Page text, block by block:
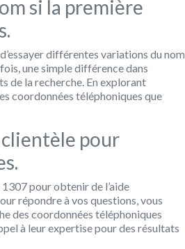
si la première
différentes variations du nom
une simple différence dans
de la recherche. En explorant
coordonnées téléphoniques que
clientèle pour
pour obtenir de l’aide
répondre à vos questions, vous
des coordonnées téléphoniques
à leur expertise pour des résultats